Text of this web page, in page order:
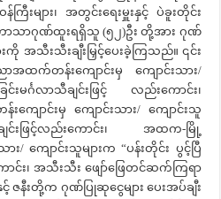
ြီးများ၊ အတွင်းရေးမှူးနှင့် ပဲခူးတိုင်း
ာသာဂုဏ်ထူးရရှိသူ (၅၂)ဦး တို့အား ဂုဏ်
အသီးသီးချီးမြှင့်ပေးခဲ့ကြသည်။ ၎င်း
ထက်တန်းကျောင်းမှ ကျောင်းသား/
င်းမင်္ဂလာသီချင်းဖြင့် လည်းကောင်း၊
ျောင်းမှ ကျောင်းသား/ ကျောင်းသူ
ျင်းဖြင့်လည်းကောင်း၊ အထက-မြို့
း/ ကျောင်းသူများက “ပန်းတိုင်း ပွင့်ပြီ
ောင်း၊ အသီးသီး ဖျော်ဖြေတင်ဆက်ကြရာ
ဇနီးတို့က ဂုဏ်ပြုဆုငွေများ ပေးအပ်ချီး